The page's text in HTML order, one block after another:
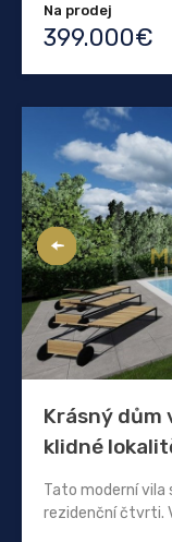
Na prodej
399.000€
Krásný dům
klidné
Tato moderní vila
rezidenční čtvrti.